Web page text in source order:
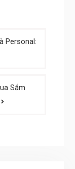
Personal:
Sắm